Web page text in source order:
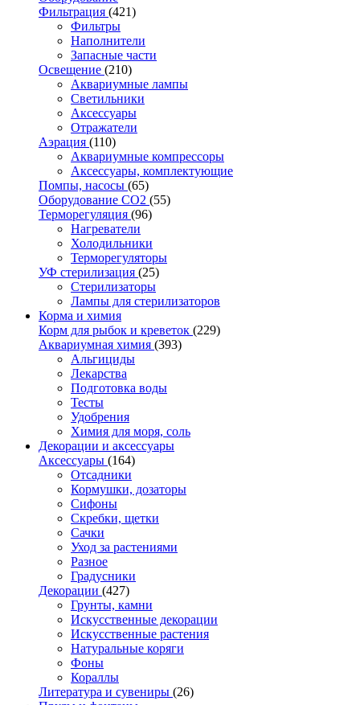
Фильтрация (421)
Фильтры
Наполнители
Запасные части
Освещение (210)
Аквариумные лампы
Светильники
Аксессуары
Отражатели
Аэрация (110)
Аквариумные компрессоры
Аксессуары, комплектующие
Помпы, насосы (65)
Оборудование CO2 (55)
Терморегуляция (96)
Нагреватели
Холодильники
Терморегуляторы
УФ стерилизация (25)
Стерилизаторы
Лампы для стерилизаторов
Корма и химия
Корм для рыбок и креветок (229)
Аквариумная химия (393)
Альгициды
Лекарства
Подготовка воды
Тесты
Удобрения
Химия для моря, соль
Декорации и аксессуары
Аксессуары (164)
Отсадники
Кормушки, дозаторы
Сифоны
Скребки, щетки
Сачки
Уход за растениями
Разное
Градусники
Декорации (427)
Грунты, камни
Искусственные декорации
Искусственные растения
Натуральные коряги
Фоны
Кораллы
Литература и сувениры (26)